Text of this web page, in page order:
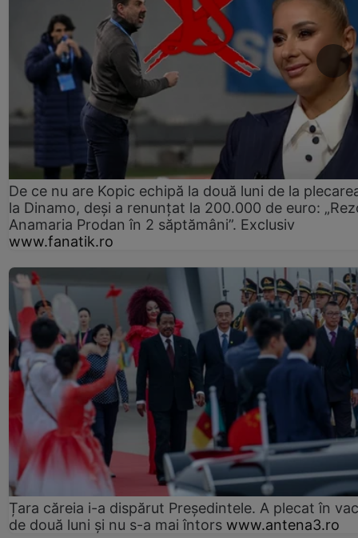
De ce nu are Kopic echipă la două luni de la
la Dinamo, deși a renunțat la 200.000 de euro:
Anamaria Prodan în 2 săptămâni”. Exclusiv
www.fanatik.ro
Țara căreia i-a dispărut Președintele. A plecat în
de două luni și nu s-a mai întors www.antena3.ro